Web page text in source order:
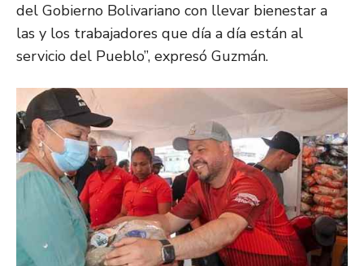
del Gobierno Bolivariano con llevar bienestar a
las y los trabajadores que día a día están al
servicio del Pueblo”, expresó Guzmán.